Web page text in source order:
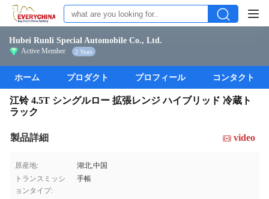
Hubei Runli Special Automobile Co., Ltd.
Active Member 2 Years
ホーム プロダクト プロフィール コンタクト
江铃 4.5T シングルロー 拡張レンジ ハイブリッド 冷蔵ト
ラック
製品詳細 video
原産地:
湖北,中国
トランスミッシ
ョンタイプ:
手帳